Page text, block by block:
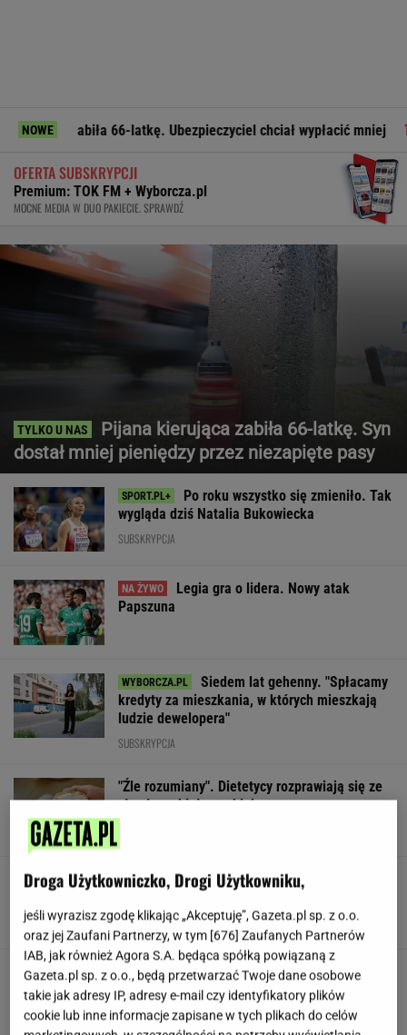
NOWE
66-latkę. Ubezpieczyciel chciał wypłacić mniej Legia
OFERTA SUBSKRYPCJI
Premium: TOK FM + Wyborcza.pl
MOCNE MEDIA W DUO PAKIECIE. SPRAWDŹ
Pijana kierująca zabiła 66-latkę. Syn
dostał mniej pieniędzy przez niezapięte pasy
Po roku wszystko się zmieniło. Tak
wygląda dziś Natalia Bukowiecka
SUBSKRYPCJA
Legia gra o lidera. Nowy atak
Papszuna
Siedem lat gehenny. "Spłacamy
kredyty za mieszkania, w których mieszkają
ludzie dewelopera"
SUBSKRYPCJA
"Źle rozumiany". Dietetycy rozprawiają się ze
złą sławą białego chleba
Nowy ruch w USA. Land Back szybko zyskuje
TOMASZ KILIAN
Polskie korzenie i hollywoodzki dorobek. Mało
kto zna jej historię
Droga Użytkowniczko, Drogi Użytkowniku,
jeśli wyrazisz zgodę klikając „Akceptuję”, Gazeta.pl sp. z o.o.
oraz jej Zaufani Partnerzy, w tym [676] Zaufanych Partnerów
IAB, jak również Agora S.A. będąca spółką powiązaną z
Gazeta.pl sp. z o.o., będą przetwarzać Twoje dane osobowe
takie jak adresy IP, adresy e-mail czy identyfikatory plików
cookie lub inne informacje zapisane w tych plikach do celów